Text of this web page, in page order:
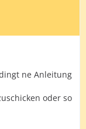
ne Anleitung
oder so